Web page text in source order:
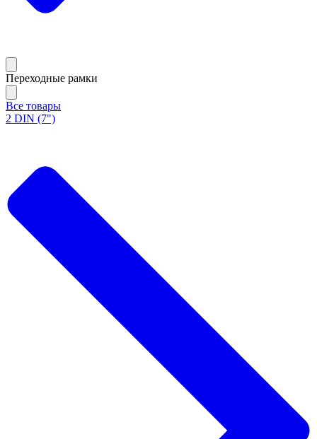
Переходные рамки
Все товары
2 DIN (7")